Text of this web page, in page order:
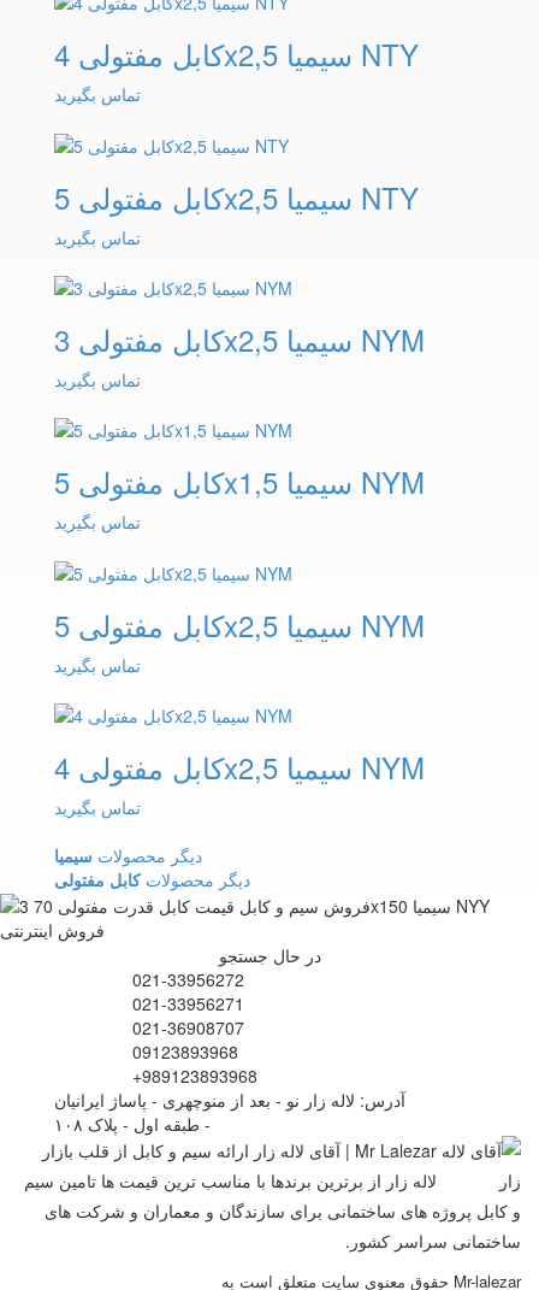
کابل مفتولی 4x2,5 سیمیا NTY
تماس بگیرید
کابل مفتولی 5x2,5 سیمیا NTY
تماس بگیرید
کابل مفتولی 3x2,5 سیمیا NYM
تماس بگیرید
کابل مفتولی 5x1,5 سیمیا NYM
تماس بگیرید
کابل مفتولی 5x2,5 سیمیا NYM
تماس بگیرید
کابل مفتولی 4x2,5 سیمیا NYM
تماس بگیرید
دیگر محصولات سیمیا
دیگر محصولاتکابل مفتولی
در حال جستجو
021-33956272
021-33956271
021-36908707
09123893968
+989123893968
آدرس: لاله زار نو - بعد از منوچهری - پاساژ ایرانیان
- طبقه اول - پلاک ۱۰۸
Mr Lalezar | آقای لاله زار ارائه سیم و کابل از قلب بازار
لاله زار از برترین برندها با مناسب ترین قیمت ها تامین سیم
و کابل پروژه های ساختمانی برای سازندگان و معماران و شرکت های
ساختمانی سراسر کشور.
حقوق معنوی سایت متعلق است به Mr-lalezar